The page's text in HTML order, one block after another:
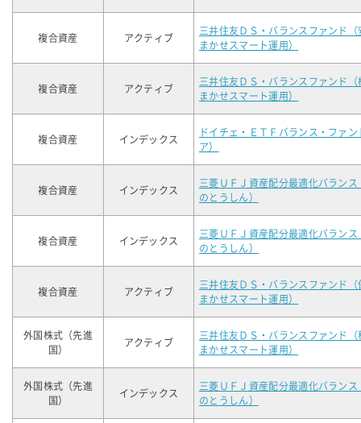
複合資産 アクティブ
三井住友ＤＳ・バランスファンド
まかせスマート運用）
複合資産 アクティブ
三井住友ＤＳ・バランスファンド
まかせスマート運用）
複合資産 インデックス
ドイチェ・ＥＴＦバランス・ファ
ア）
複合資産 インデックス
三菱ＵＦＪ資産配分最適化バラン
のとうしん）
複合資産 インデックス
三菱ＵＦＪ資産配分最適化バラン
のとうしん）
複合資産 アクティブ
三井住友ＤＳ・バランスファンド
まかせスマート運用）
外国株式（先進
国）
アクティブ
三井住友ＤＳ・バランスファンド
まかせスマート運用）
外国株式（先進
国）
インデックス
三菱ＵＦＪ資産配分最適化バラン
のとうしん）